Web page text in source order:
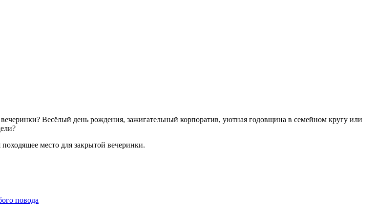
Весёлый день рождения, зажигательный корпоратив, уютная годовщина в семейном кругу или
место для закрытой вечеринки.
повода